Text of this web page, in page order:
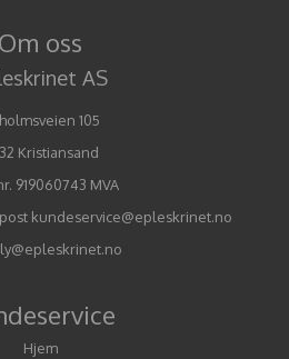
Om oss
AS
105
Kristiansand
919060743 MVA
kundeservice@epleskrinet.no
Hjem